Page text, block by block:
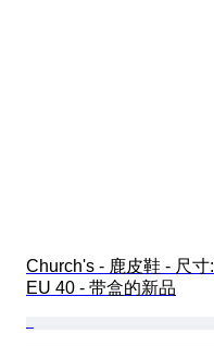
Church's - 鹿皮鞋 - 尺寸:
EU 40 - 带盒的新品